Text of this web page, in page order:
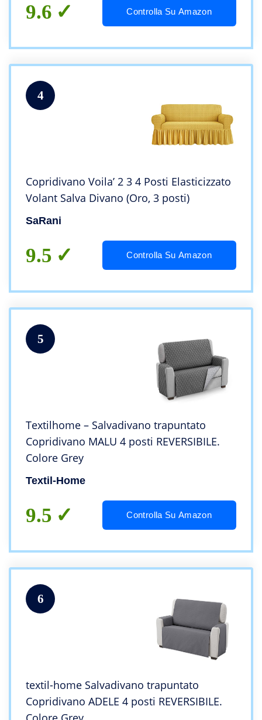
9.6 Controlla Su Amazon
4
Copridivano Voila’ 2 3 4 Posti Elasticizzato
Volant Salva Divano (Oro, 3 posti)
SaRani
9.5 Controlla Su Amazon
5
Textilhome – Salvadivano trapuntato
Copridivano MALU 4 posti REVERSIBILE.
Colore Grey
Textil-Home
9.5 Controlla Su Amazon
6
textil-home Salvadivano trapuntato
Copridivano ADELE 4 posti REVERSIBILE.